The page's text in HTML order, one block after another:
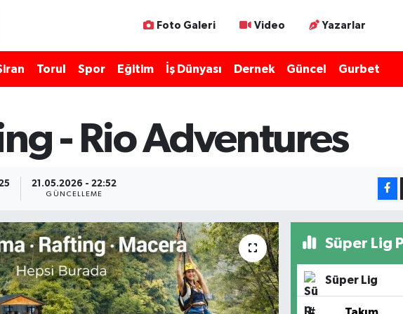
Foto Galeri Video Yazarlar
Torul Spor Eğitim İş Dünyası Dernek Güncel Gurbet
- Rio Adventures
21.05.2026 - 22:52
GÜNCELLEME
Süper Lig
Süper Lig